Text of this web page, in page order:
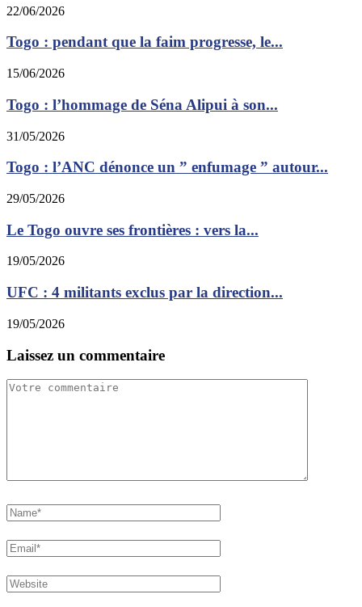
22/06/2026
Togo : pendant que la faim progresse, le...
15/06/2026
Togo : l’hommage de Séna Alipui à son...
31/05/2026
Togo : l’ANC dénonce un ” enfumage ” autour...
29/05/2026
Le Togo ouvre ses frontières : vers la...
19/05/2026
UFC : 4 militants exclus par la direction...
19/05/2026
Laissez un commentaire